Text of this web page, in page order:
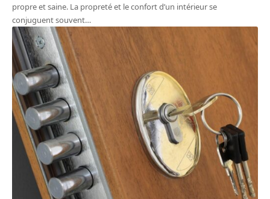
propre et saine. La propreté et le confort d’un intérieur se
conjuguent souvent…